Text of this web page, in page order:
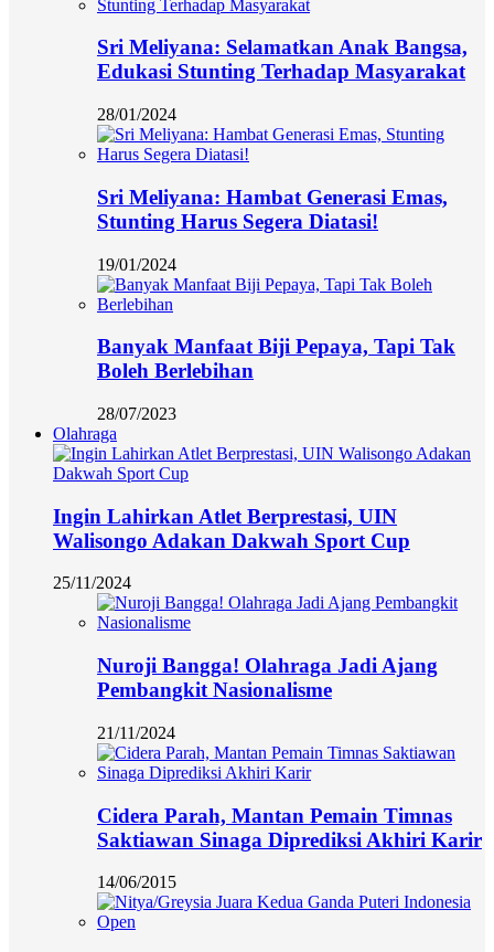
Sri Meliyana: Selamatkan Anak Bangsa,
Edukasi Stunting Terhadap Masyarakat
28/01/2024
Sri Meliyana: Hambat Generasi Emas,
Stunting Harus Segera Diatasi!
19/01/2024
Banyak Manfaat Biji Pepaya, Tapi Tak
Boleh Berlebihan
28/07/2023
Olahraga
Ingin Lahirkan Atlet Berprestasi, UIN
Walisongo Adakan Dakwah Sport Cup
25/11/2024
Nuroji Bangga! Olahraga Jadi Ajang
Pembangkit Nasionalisme
21/11/2024
Cidera Parah, Mantan Pemain Timnas
Saktiawan Sinaga Diprediksi Akhiri Karir
14/06/2015